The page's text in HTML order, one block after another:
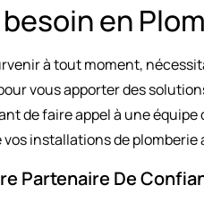
en
à tout moment,
vous apporter des
de faire appel à une
installations de
Partenaire De